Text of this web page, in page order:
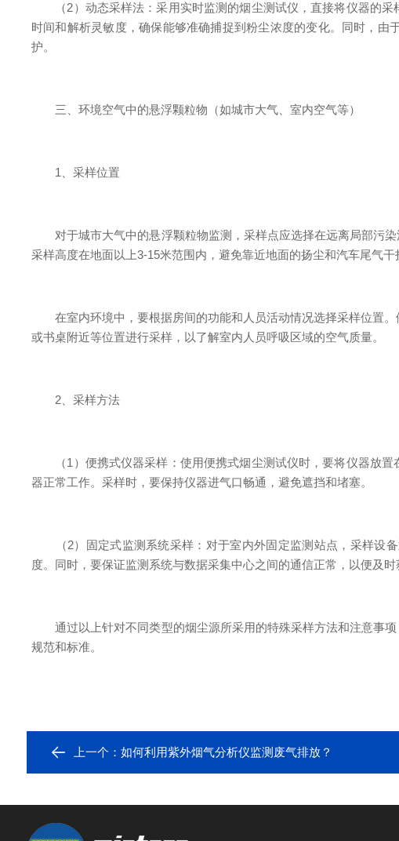
（2）动态采样法：采用实时监测的烟尘测试仪，直接将仪器的采
时间和解析灵敏度，确保能够准确捕捉到粉尘浓度的变化。同时，
护。
三、环境空气中的悬浮颗粒物（如城市大气、室内空气等）
1、采样位置
对于城市大气中的悬浮颗粒物监测，采样点应选择在远离局部污染
采样高度在地面以上3-15米范围内，避免靠近地面的扬尘和汽车尾气干
在室内环境中，要根据房间的功能和人员活动情况选择采样位置。
或书桌附近等位置进行采样，以了解室内人员呼吸区域的空气质量。
2、采样方法
（1）便携式仪器采样：使用便携式烟尘测试仪时，要将仪器放置
器正常工作。采样时，要保持仪器进气口畅通，避免遮挡和堵塞。
（2）固定式监测系统采样：对于室内外固定监测站点，采样设备
度。同时，要保证监测系统与数据采集中心之间的通信正常，以便及时
通过以上针对不同类型的烟尘源所采用的特殊采样方法和注意事项
规范和标准。
上一个： 如何利用紫外烟气分析仪监测废气排放？